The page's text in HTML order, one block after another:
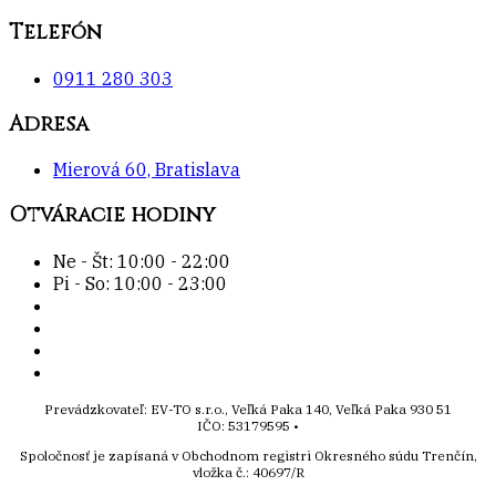
Telefón
0911 280 303
Adresa
Mierová 60, Bratislava
Otváracie hodiny
Ne - Št: 10:00 - 22:00
Pi - So: 10:00 - 23:00
Prevádzkovateľ: EV-TO s.r.o., Veľká Paka 140, Veľká Paka 930 51
IČO: 53179595 •
Spoločnosť je zapísaná v Obchodnom registri Okresného súdu Trenčín,
vložka č.: 40697/R